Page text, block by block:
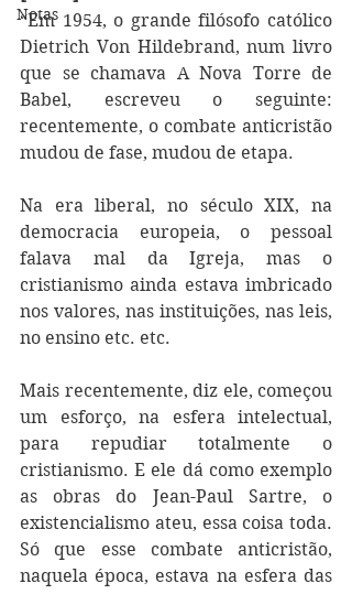
Notas
“Em 1954, o grande filósofo católico
Dietrich Von Hildebrand, num livro
que se chamava A Nova Torre de
Babel, escreveu o seguinte:
recentemente, o combate anticristão
mudou de fase, mudou de etapa.
Na era liberal, no século XIX, na
democracia europeia, o pessoal
falava mal da Igreja, mas o
cristianismo ainda estava imbricado
nos valores, nas instituições, nas leis,
no ensino etc. etc.
Mais recentemente, diz ele, começou
um esforço, na esfera intelectual,
para repudiar totalmente o
cristianismo. E ele dá como exemplo
as obras do Jean-Paul Sartre, o
existencialismo ateu, essa coisa toda.
Só que esse combate anticristão,
naquela época, estava na esfera das